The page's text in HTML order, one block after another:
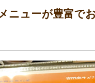
ニューが豊富で